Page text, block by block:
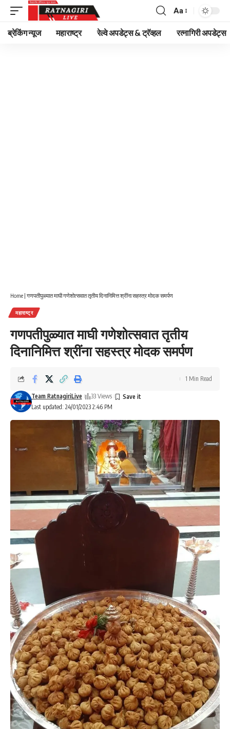
Font
Resizer
Aa
ब्रेकिंग न्यूज महाराष्ट्र रेल्वे अपडेट्स & ट्रॅव्हल रत्नागिरी अपडेट्स
Home | गणपतीपुळ्यात माघी गणेशोत्सवात तृतीय दिनानिमित्त श्रींना सहस्त्र मोदक समर्पण
महाराष्ट्र
गणपतीपुळ्यात माघी गणेशोत्सवात तृतीय
दिनानिमित्त श्रींना सहस्त्र मोदक समर्पण
Last updated: 24/01/2023 2:46 PM
Team RatnagiriLive 33 Views
1 Min Read